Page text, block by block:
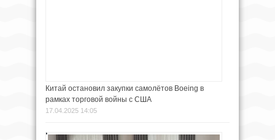
Китай остановил закупки самолётов Boeing в
рамках торговой войны с США
17.04.2025 14:05